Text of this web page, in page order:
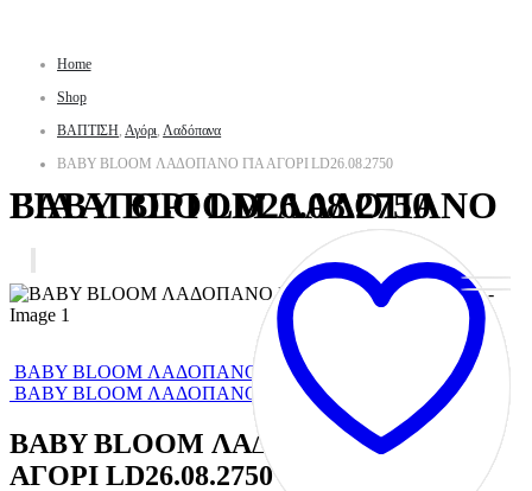
Home
Shop
ΒΑΠΤΙΣΗ, Αγόρι,Λαδόπανα
BABY BLOOM ΛΑΔΟΠΑΝΟ ΓΙΑ ΑΓΟΡΙ LD26.08.2750
BABY BLOOM ΛΑΔΟΠΑΝΟ ΓΙΑ ΑΓΟΡΙ LD26.08.2750
BABY BLOOM ΛΑΔΟΠΑΝΟ ΓΙΑ ΑΓΟΡΙ LD26.09.2750
BABY BLOOM ΛΑΔΟΠΑΝΟ ΓΙΑ ΑΓΟΡΙ LD26.07.2750
BABY BLOOM ΛΑΔΟΠΑΝΟ ΓΙΑ
ΑΓΟΡΙ LD26.08.2750